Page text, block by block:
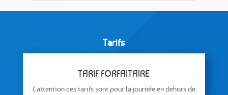
Tarifs
TARIF FORFAITAIRE
( attention ces tarifs sont pour la journée en dehors de